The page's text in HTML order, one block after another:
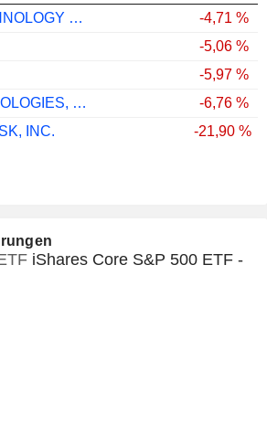
SEAGATE TECHNOLOGY HOLDINGS PLC
-4,71 %
-5,06 %
-5,97 %
AKAMAI TECHNOLOGIES, INC.
-6,76 %
INC.
-21,90 %
iShares Core S&P 500 ETF -